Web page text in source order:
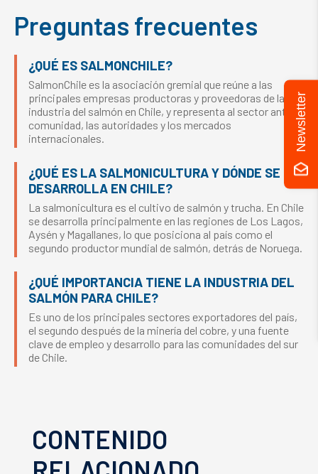
Preguntas frecuentes
¿QUÉ ES SALMONCHILE?
SalmonChile es la asociación gremial que reúne a las
principales empresas productoras y proveedoras de la
industria del salmón en Chile, y representa al sector ante la
comunidad, las autoridades y los mercados
internacionales.
¿QUÉ ES LA SALMONICULTURA Y DÓNDE SE
DESARROLLA EN CHILE?
La salmonicultura es el cultivo de salmón y trucha. En Chile
se desarrolla principalmente en las regiones de Los Lagos,
Aysén y Magallanes, lo que posiciona al país como el
segundo productor mundial de salmón, detrás de Noruega.
¿QUÉ IMPORTANCIA TIENE LA INDUSTRIA DEL
SALMÓN PARA CHILE?
Es uno de los principales sectores exportadores del país,
el segundo después de la minería del cobre, y una fuente
clave de empleo y desarrollo para las comunidades del sur
de Chile.
CONTENIDO
Newsletter